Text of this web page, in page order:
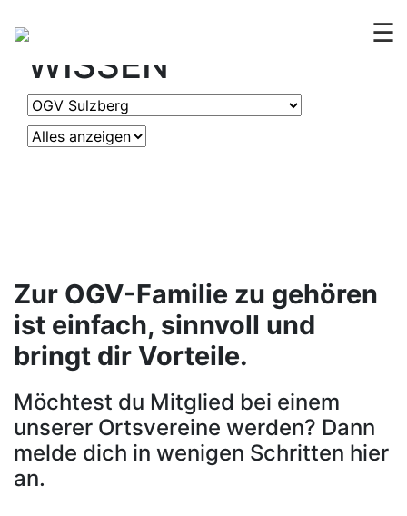
☰
OGV
WISSEN
Zur OGV-Familie zu gehören
ist einfach, sinnvoll und
bringt dir Vorteile.
Möchtest du Mitglied bei einem
unserer Ortsvereine werden? Dann
melde dich in wenigen Schritten hier
an.